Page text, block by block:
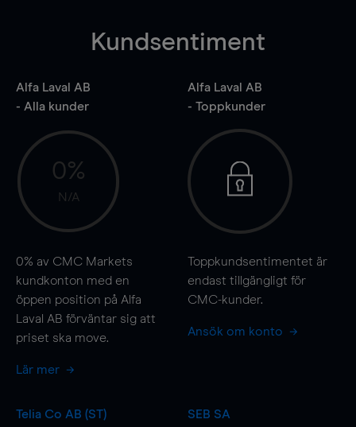
Kundsentiment
Alfa Laval AB
- Alla kunder
0%
N/A
0% av CMC Markets
kundkonton med en
öppen position på Alfa
Laval AB förväntar sig att
priset ska move.
Lär mer
Alfa Laval AB
- Toppkunder
Toppkundsentimentet är
endast tillgängligt för
CMC-kunder.
Ansök om konto
Telia Co AB (ST)
SEB SA